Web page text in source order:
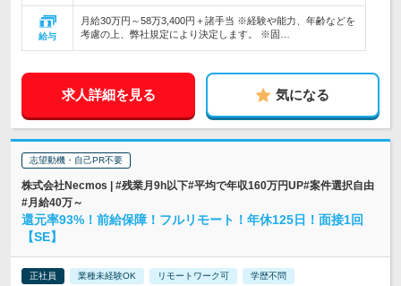
給与
月給30万円～58万3,400円＋諸手当 ※経験や能力、年齢などを
考慮の上、弊社規定により決定します。 ※固…
求人詳細を見る 気になる
志望動機・自己PR不要
株式会社Necmos | #残業月9h以下#平均で年収160万円UP#案件選択自由
#月給40万～
還元率93%！前給保障！フルリモート！年休125日！面接1回
【SE】
正社員 業種未経験OK リモートワーク可 学歴不問